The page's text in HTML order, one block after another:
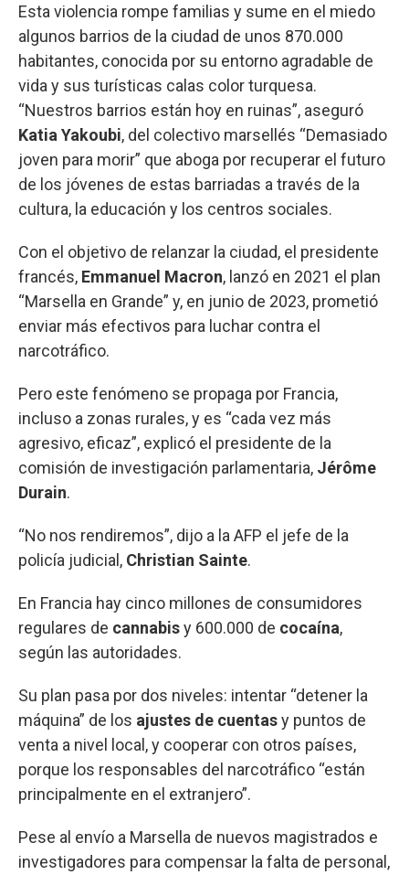
Esta violencia rompe familias y sume en el miedo
algunos barrios de la ciudad de unos 870.000
habitantes, conocida por su entorno agradable de
vida y sus turísticas calas color turquesa.
“Nuestros barrios están hoy en ruinas”, aseguró
Katia Yakoubi, del colectivo marsellés “Demasiado
joven para morir” que aboga por recuperar el futuro
de los jóvenes de estas barriadas a través de la
cultura, la educación y los centros sociales.
Con el objetivo de relanzar la ciudad, el presidente
francés, Emmanuel Macron, lanzó en 2021 el plan
“Marsella en Grande” y, en junio de 2023, prometió
enviar más efectivos para luchar contra el
narcotráfico.
Pero este fenómeno se propaga por Francia,
incluso a zonas rurales, y es “cada vez más
agresivo, eficaz”, explicó el presidente de la
comisión de investigación parlamentaria, Jérôme
Durain.
“No nos rendiremos”, dijo a la AFP el jefe de la
policía judicial, Christian Sainte.
En Francia hay cinco millones de consumidores
regulares de cannabisy 600.000 de cocaína,
según las autoridades.
Su plan pasa por dos niveles: intentar “detener la
máquina” de los ajustes de cuentasy puntos de
venta a nivel local, y cooperar con otros países,
porque los responsables del narcotráfico “están
principalmente en el extranjero”.
Pese al envío a Marsella de nuevos magistrados e
investigadores para compensar la falta de personal,